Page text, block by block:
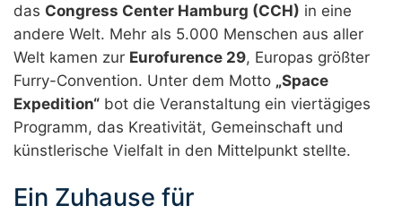
das Congress Center Hamburg (CCH) in eine
andere Welt. Mehr als 5.000 Menschen aus aller
Welt kamen zur Eurofurence 29, Europas größter
Furry-Convention. Unter dem Motto „Space
Expedition“ bot die Veranstaltung ein viertägiges
Programm, das Kreativität, Gemeinschaft und
künstlerische Vielfalt in den Mittelpunkt stellte.
Ein Zuhause für